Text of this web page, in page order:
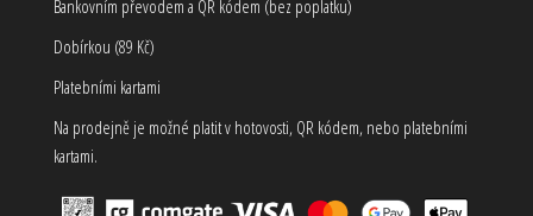
Bankovním převodem a QR kódem (bez poplatku)
Dobírkou (89 Kč)
Platebními kartami
Na prodejně je možné platit v hotovosti, QR kódem, nebo platebními
kartami.